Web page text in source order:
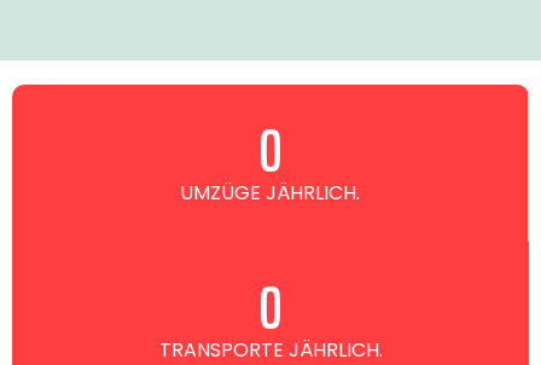
UMZÜGE JÄHRLICH.
0
TRANSPORTE JÄHRLICH.
0